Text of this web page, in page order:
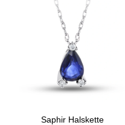
Saphir Halskette